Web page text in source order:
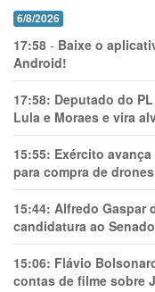
6/8/2026
17:58 - Baixe o
Android!
17:58: Deputado do
Lula e Moraes e vira
15:55: Exército
para compra de
15:44: Alfredo Gaspar
candidatura ao
15:06: Flávio
contas de filme sobre